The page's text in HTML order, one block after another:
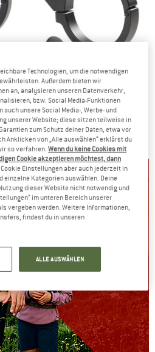
LUPINE
SL Minimax Lenkerhalter 31.8 mm
Montagehalterung
22,95 €
(0)
Technologien, um die notwendigen
Außerdem bieten wir
an, analysieren unseren Datenverkehr,
bzw. Social Media-Funktionen
unsere Social Media-, Werbe- und
unserer Website; diese sitzen teilweise in
zum Schutz deiner Daten, etwa vor
Anklicken von „Alle auswählen“ erklärst du
so verfahren.Wenn du keine Cookies mit
Cookie akzeptieren möchtest, dann
Cookie Einstellungen aber auch jederzeit in
einzelne Kategorien auswählen. Deine
dieser Website nicht notwendig und
im unteren Bereich unserer
vergeben werden. Weitere Informationen,
findest du in unseren
ALLE AUSWÄHLEN